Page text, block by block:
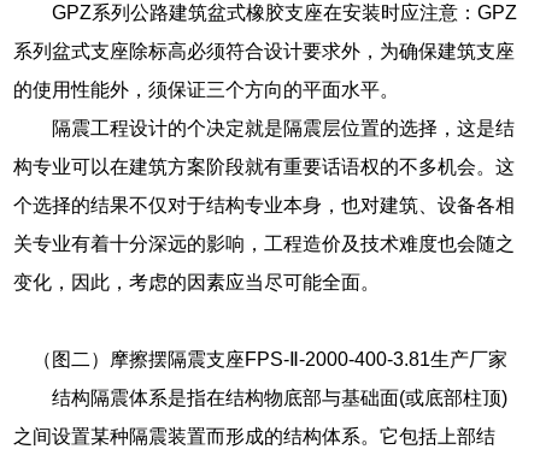
GPZ系列公路建筑盆式橡胶支座在安装时应注意：GPZ
系列盆式支座除标高必须符合设计要求外，为确保建筑支座
的使用性能外，须保证三个方向的平面水平。
隔震工程设计的个决定就是隔震层位置的选择，这是结
构专业可以在建筑方案阶段就有重要话语权的不多机会。这
个选择的结果不仅对于结构专业本身，也对建筑、设备各相
关专业有着十分深远的影响，工程造价及技术难度也会随之
变化，因此，考虑的因素应当尽可能全面。
（图二）摩擦摆隔震支座FPS-Ⅱ-2000-400-3.81生产厂家
结构隔震体系是指在结构物底部与基础面(或底部柱顶)
之间设置某种隔震装置而形成的结构体系。它包括上部结